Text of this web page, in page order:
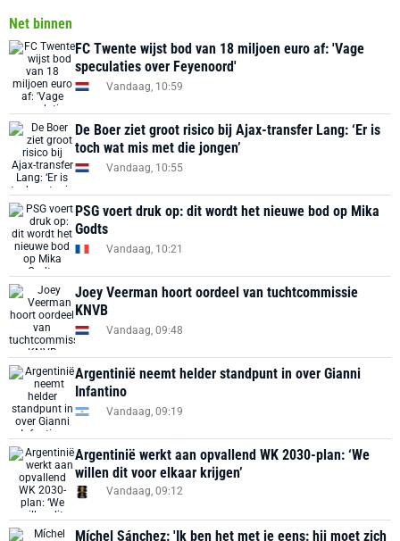
Net binnen
FC Twente wijst bod van 18 miljoen euro af: 'Vage
speculaties over Feyenoord'
Vandaag, 10:59
De Boer ziet groot risico bij Ajax-transfer Lang: ‘Er is
toch wat mis met die jongen’
Vandaag, 10:55
PSG voert druk op: dit wordt het nieuwe bod op Mika
Godts
Vandaag, 10:21
Joey Veerman hoort oordeel van tuchtcommissie
KNVB
Vandaag, 09:48
Argentinië neemt helder standpunt in over Gianni
Infantino
Vandaag, 09:19
Argentinië werkt aan opvallend WK 2030-plan: ‘We
willen dit voor elkaar krijgen’
Vandaag, 09:12
Míchel Sánchez: 'Ik ben het met je eens: hij moet zich